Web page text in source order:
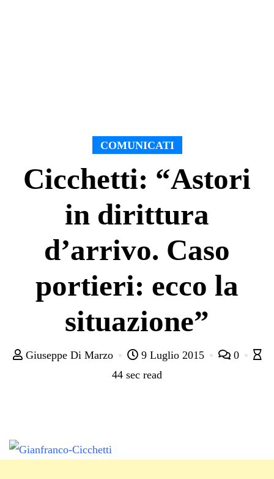
COMUNICATI
Cicchetti: “Astori
in dirittura
d’arrivo. Caso
portieri: ecco la
situazione”
Giuseppe Di Marzo 9 Luglio 2015
0
44 sec read